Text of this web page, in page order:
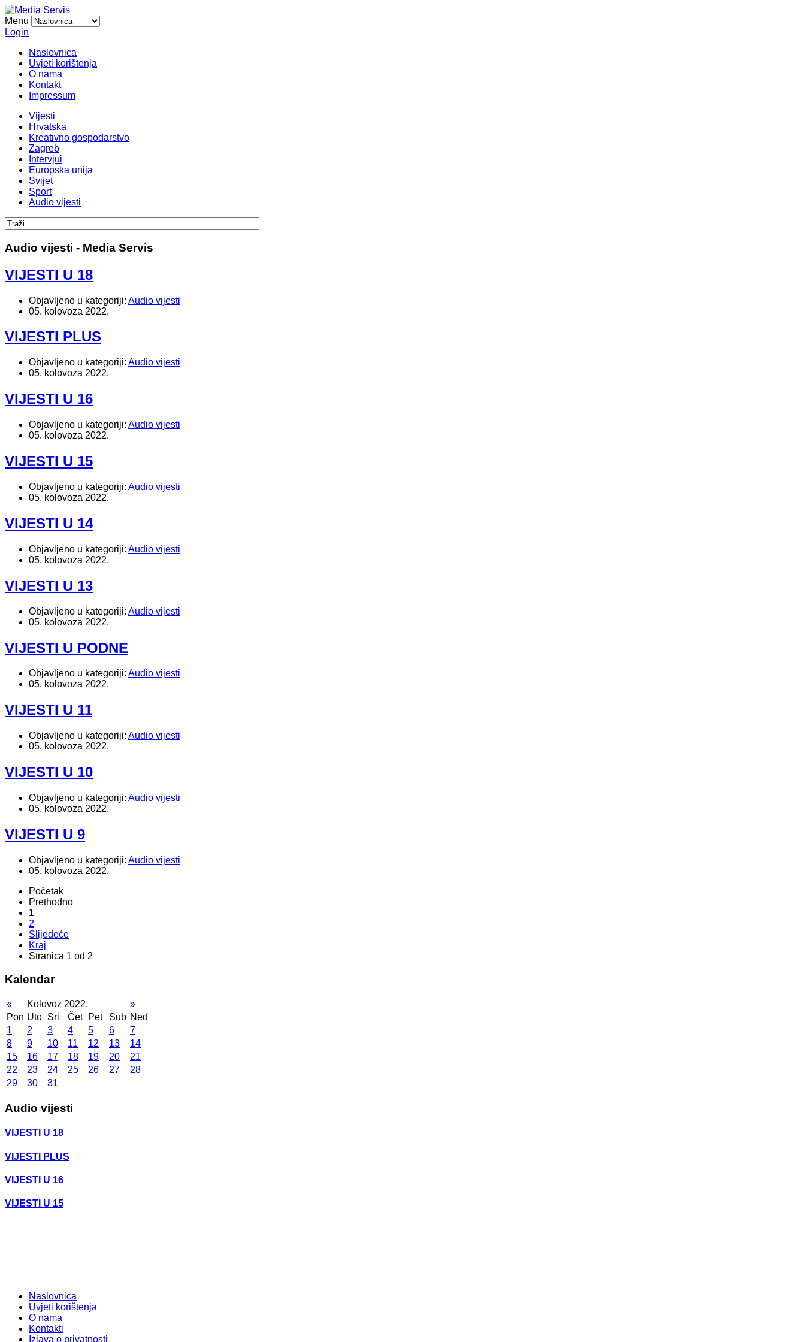
Menu
Login
Naslovnica
Uvjeti korištenja
O nama
Kontakt
Impressum
Vijesti
Hrvatska
Kreativno gospodarstvo
Zagreb
Intervjui
Europska unija
Svijet
Sport
Audio vijesti
Audio vijesti - Media Servis
VIJESTI U 18
Objavljeno u kategoriji: Audio vijesti
05. kolovoza 2022.
VIJESTI PLUS
Objavljeno u kategoriji: Audio vijesti
05. kolovoza 2022.
VIJESTI U 16
Objavljeno u kategoriji: Audio vijesti
05. kolovoza 2022.
VIJESTI U 15
Objavljeno u kategoriji: Audio vijesti
05. kolovoza 2022.
VIJESTI U 14
Objavljeno u kategoriji: Audio vijesti
05. kolovoza 2022.
VIJESTI U 13
Objavljeno u kategoriji: Audio vijesti
05. kolovoza 2022.
VIJESTI U PODNE
Objavljeno u kategoriji: Audio vijesti
05. kolovoza 2022.
VIJESTI U 11
Objavljeno u kategoriji: Audio vijesti
05. kolovoza 2022.
VIJESTI U 10
Objavljeno u kategoriji: Audio vijesti
05. kolovoza 2022.
VIJESTI U 9
Objavljeno u kategoriji: Audio vijesti
05. kolovoza 2022.
Početak
Prethodno
1
2
Slijedeće
Kraj
Stranica 1 od 2
Kalendar
« Kolovoz 2022.
»
Pon Uto Sri Čet Pet Sub Ned
1
2 3 4 5 6
7
8
9 10 11 12 13
14
15
16 17 18 19 20
21
22
23 24 25 26 27
28
29
30 31
Audio vijesti
VIJESTI U 18
VIJESTI PLUS
VIJESTI U 16
VIJESTI U 15
Naslovnica
Uvjeti korištenja
O nama
Kontakti
Izjava o privatnosti